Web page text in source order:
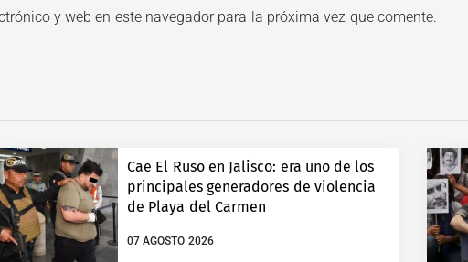
y web en este navegador para la próxima vez que comente.
Cae El Ruso en Jalisco: era uno de los
principales generadores de violencia
de Playa del Carmen
07 AGOSTO 2026